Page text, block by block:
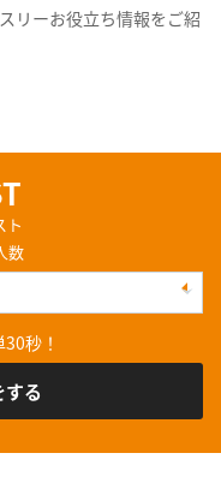
リーお役立ち情報をご紹
ト
数
秒！
る